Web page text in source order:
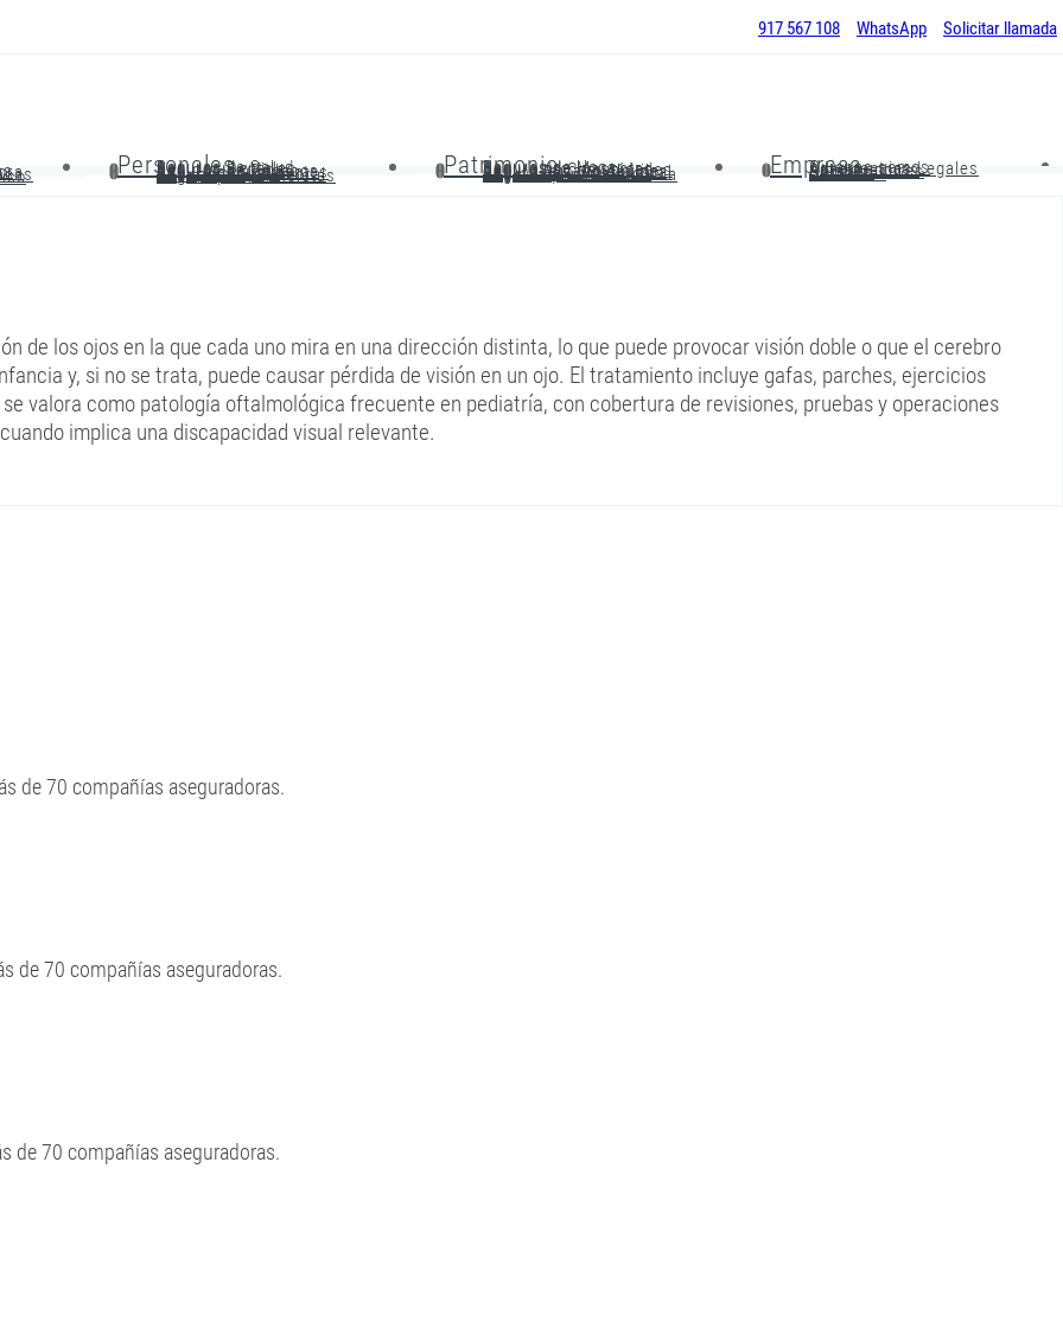
917 567 108 WhatsApp Solicitar llamada
Personales
Seguros de Salud
Seguros Dentales
Seguros de Vida
Seguros de Decesos
Seguro de Accidentes
Seguro de Viaje
Sub. por Baja Laboral
Seguro para Bicicletas Patrimonio
Seguros de Hogar
Seguros de Mascotas
Seguro de Comunidades
Seguro Impago Alquiler
Seguro R.C. Profesional
Seguro de Comercios
Seg. Maquinaria de Obra Empresa
Quienes somos
Advertencias Legales
Aseguradoras
Colaboradores
Noticias
Contactar
de los ojos en la que cada uno mira en una dirección distinta, lo que puede provocar visión doble o que el cerebro
y, si no se trata, puede causar pérdida de visión en un ojo. El tratamiento incluye gafas, parches, ejercicios
valora como patología oftalmológica frecuente en pediatría, con cobertura de revisiones, pruebas y operaciones
implica una discapacidad visual relevante.
de 70 compañías aseguradoras.
de 70 compañías aseguradoras.
de 70 compañías aseguradoras.